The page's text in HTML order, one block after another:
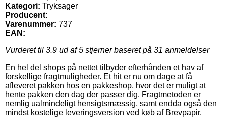
Kategori: Tryksager
Producent:
Varenummer: 737
EAN:
Vurderet til 3.9 ud af 5 stjerner baseret på 31 anmeldelser
En hel del shops på nettet tilbyder efterhånden et hav af
forskellige fragtmuligheder. Et hit er nu om dage at få
afleveret pakken hos en pakkeshop, hvor det er muligt at
hente pakken den dag der passer dig. Fragtmetoden er
nemlig ualmindeligt hensigtsmæssig, samt endda også den
mindst kostelige leveringsversion ved køb af Brevpapir.